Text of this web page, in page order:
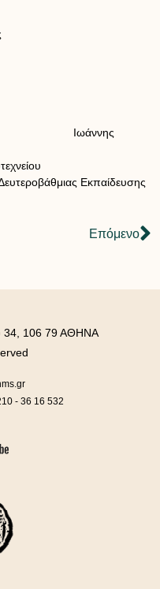
Εκπαίδευσης
Επόμενο
- 36 16 532
34, 106 79 ΑΘΗΝΑ